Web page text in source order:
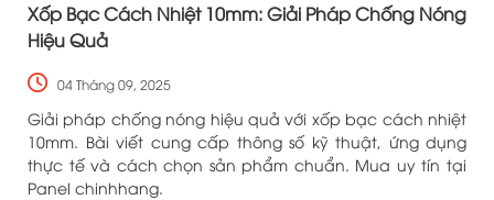
Xốp Bạc Cách Nhiệt 10mm: Giải Pháp Chống Nóng
Hiệu Quả
04 Tháng 09, 2025
Giải pháp chống nóng hiệu quả với xốp bạc cách nhiệt
10mm. Bài viết cung cấp thông số kỹ thuật, ứng dụng
thực tế và cách chọn sản phẩm chuẩn. Mua uy tín tại
Panel chinhhang.